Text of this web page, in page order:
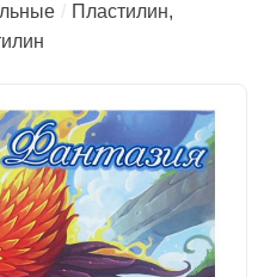
Пластилин,